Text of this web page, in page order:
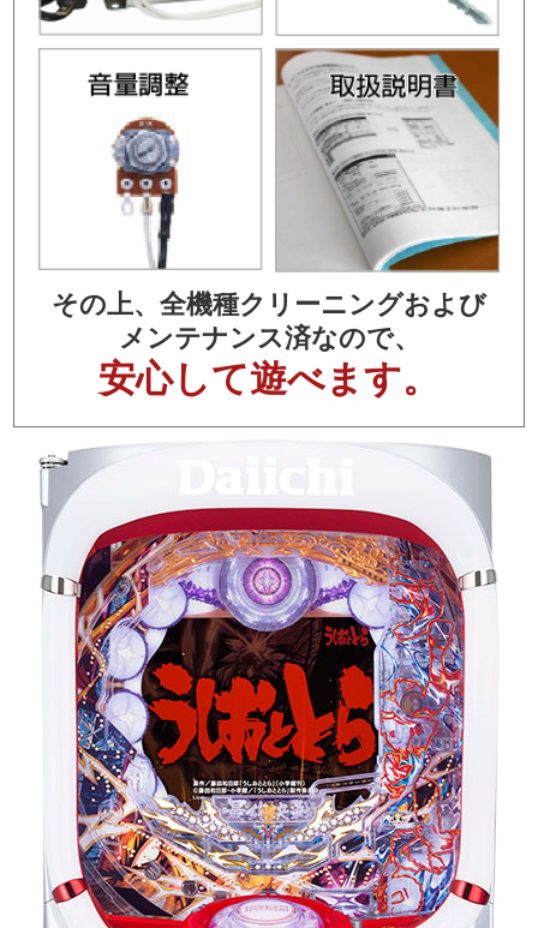
その上、全機種クリーニングおよび
メンテナンス済なので、
安心して遊べます。